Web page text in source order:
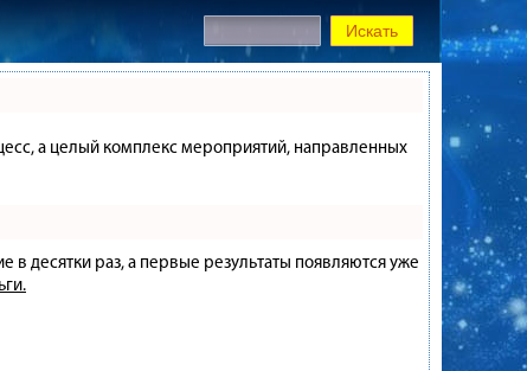
а целый комплекс мероприятий, направленных
в десятки раз, а первые результаты появляются уже